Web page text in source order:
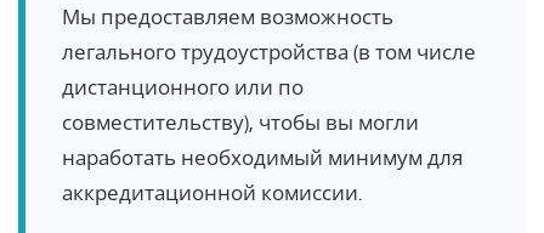
Мы предоставляем возможность
легального трудоустройства (в том числе
дистанционного или по
совместительству), чтобы вы могли
наработать необходимый минимум для
аккредитационной комиссии.